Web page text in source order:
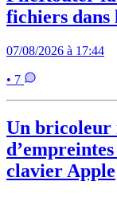
fichiers dans
07/08/2026 à 17:44
• 7
Un bricoleur
clavier Apple